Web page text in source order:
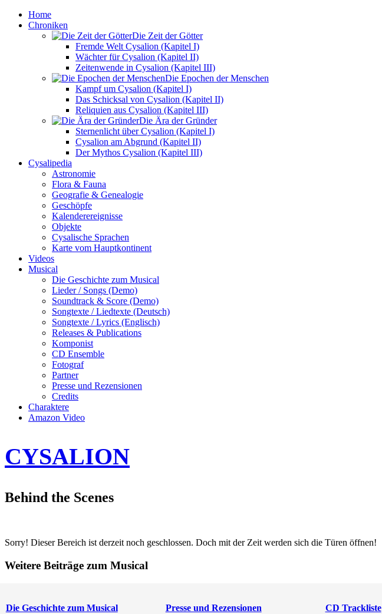
Home
Chroniken
Die Zeit der Götter
Fremde Welt Cysalion (Kapitel I)
Wächter für Cysalion (Kapitel II)
Zeitenwende in Cysalion (Kapitel III)
Die Epochen der Menschen
Kampf um Cysalion (Kapitel I)
Das Schicksal von Cysalion (Kapitel II)
Reliquien aus Cysalion (Kapitel III)
Die Ära der Gründer
Sternenlicht über Cysalion (Kapitel I)
Cysalion am Abgrund (Kapitel II)
Der Mythos Cysalion (Kapitel III)
Cysalipedia
Astronomie
Flora & Fauna
Geografie & Genealogie
Geschöpfe
Kalenderereignisse
Objekte
Cysalische Sprachen
Karte vom Hauptkontinent
Videos
Musical
Die Geschichte zum Musical
Lieder / Songs (Demo)
Soundtrack & Score (Demo)
Songtexte / Liedtexte (Deutsch)
Songtexte / Lyrics (Englisch)
Releases & Publications
Komponist
CD Ensemble
Fotograf
Partner
Presse und Rezensionen
Credits
Charaktere
Amazon Video
CYSALION
Behind the Scenes
Sorry! Dieser Bereich ist derzeit noch geschlossen. Doch mit der Zeit werden sich die Türen öffnen!
Weitere Beiträge zum Musical
Die Geschichte zum Musical Presse und Rezensionen CD Trackliste